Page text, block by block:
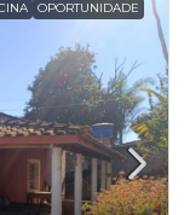
OPORTUNIDADE